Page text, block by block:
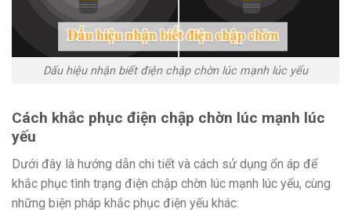
Dấu hiệu nhận biết điện chập chờn lúc mạnh lúc yếu
Cách khắc phục điện chập chờn lúc mạnh lúc
yếu
Dưới đây là hướng dẫn chi tiết và cách sử dụng ổn áp để
khắc phục tình trạng điện chập chờn lúc mạnh lúc yếu, cùng
những biện pháp khắc phục điện yếu khác: